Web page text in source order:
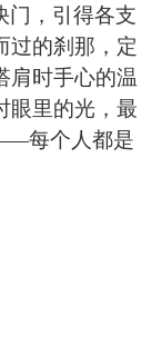
门，引得各支
过的刹那，定
肩时手心的温
眼里的光，最
每个人都是